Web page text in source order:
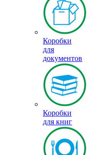
Коробки
для
документов
Коробки
для книг